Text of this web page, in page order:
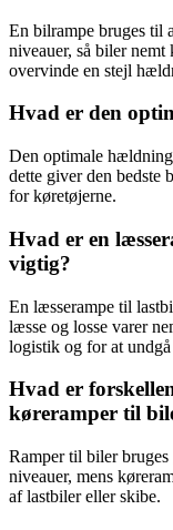
En bilrampe bruges til
niveauer, så biler
overvinde en stejl
Hvad er den
Den optimale
dette giver den bedste
for køretøjerne.
Hvad er en
vigtig?
En læsserampe til
læsse og losse varer
logistik og for at undgå
Hvad er
køreramper til
Ramper til biler
niveauer, mens
af lastbiler eller skibe.